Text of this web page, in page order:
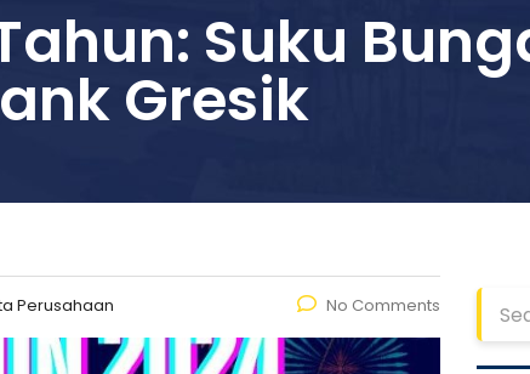
Suku
Gresik
Perusahaan No Comments